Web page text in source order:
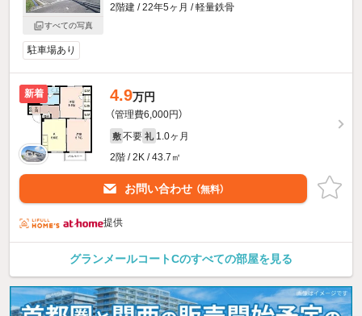
すべての写真
2階建 / 22年5ヶ月 / 軽量鉄骨
駐車場あり
新着 4.9万円
（管理費6,000円）
敷 不要 礼 1.0ヶ月
2階 / 2K / 43.7㎡
お問い合わせ （無料）
提供
グランメールコートCのすべての部屋を見る